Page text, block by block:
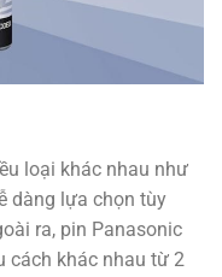
loại khác nhau như
dàng lựa chọn tùy
ra, pin Panasonic
cách khác nhau từ 2